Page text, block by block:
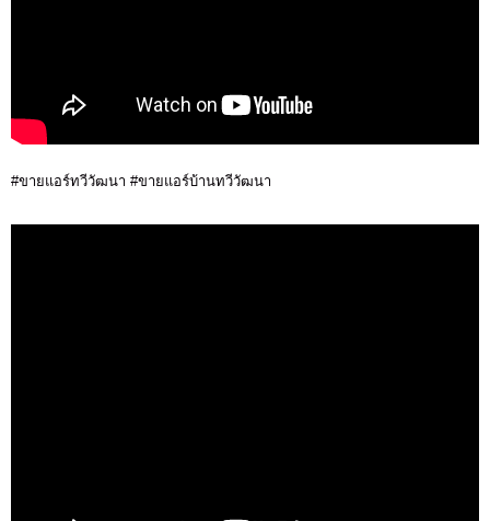
#ขายแอร์ทวีวัฒนา #ขายแอร์บ้านทวีวัฒนา